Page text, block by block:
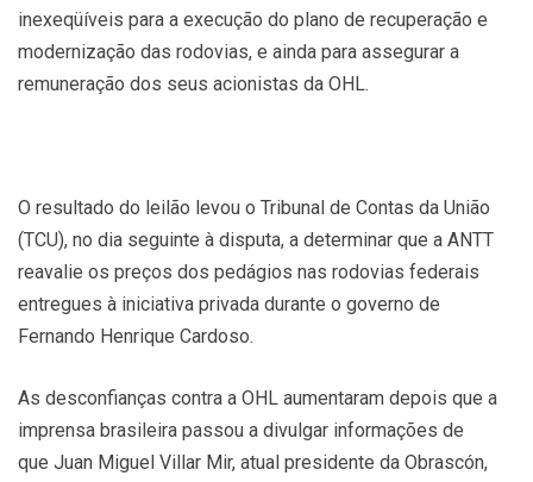
inexeqüíveis para a execução do plano de recuperação e
modernização das rodovias, e ainda para assegurar a
remuneração dos seus acionistas da OHL.
O resultado do leilão levou o Tribunal de Contas da União
(TCU), no dia seguinte à disputa, a determinar que a ANTT
reavalie os preços dos pedágios nas rodovias federais
entregues à iniciativa privada durante o governo de
Fernando Henrique Cardoso.
As desconfianças contra a OHL aumentaram depois que a
imprensa brasileira passou a divulgar informações de
que Juan Miguel Villar Mir, atual presidente da Obrascón,